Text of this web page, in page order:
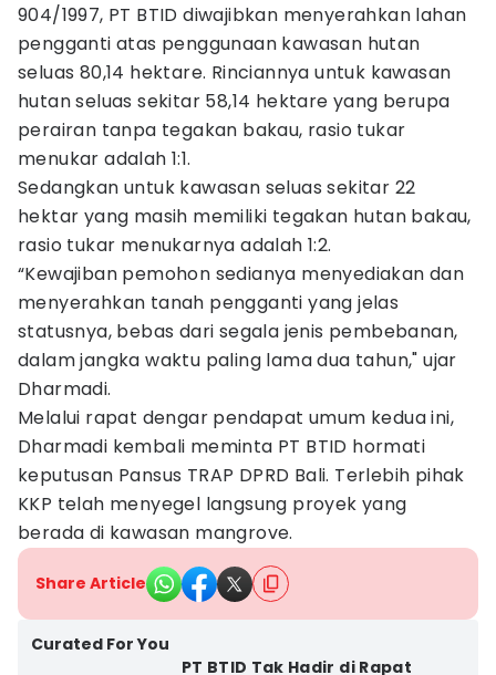
904/1997, PT BTID diwajibkan menyerahkan lahan
pengganti atas penggunaan kawasan hutan
seluas 80,14 hektare. Rinciannya untuk kawasan
hutan seluas sekitar 58,14 hektare yang berupa
perairan tanpa tegakan bakau, rasio tukar
menukar adalah 1:1.
Sedangkan untuk kawasan seluas sekitar 22
hektar yang masih memiliki tegakan hutan bakau,
rasio tukar menukarnya adalah 1:2.
“Kewajiban pemohon sedianya menyediakan dan
menyerahkan tanah pengganti yang jelas
statusnya, bebas dari segala jenis pembebanan,
dalam jangka waktu paling lama dua tahun," ujar
Dharmadi.
Melalui rapat dengar pendapat umum kedua ini,
Dharmadi kembali meminta PT BTID hormati
keputusan Pansus TRAP DPRD Bali. Terlebih pihak
KKP telah menyegel langsung proyek yang
berada di kawasan mangrove.
Share Article
Curated For You
PT BTID Tak Hadir di Rapat